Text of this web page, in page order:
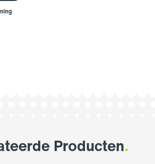
Producten.